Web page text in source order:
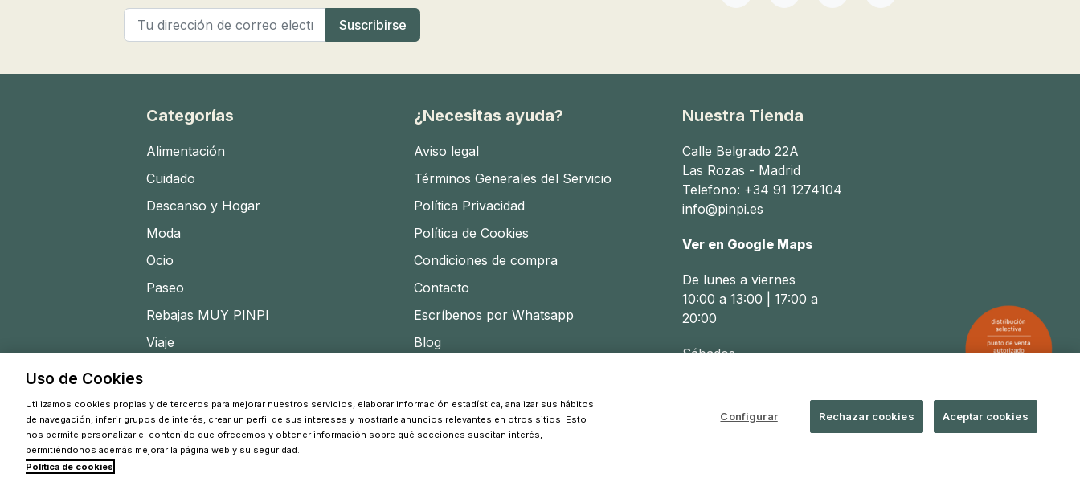
FacebookYouTubeInstagramTikTok
Categorías
Alimentación
Cuidado
Descanso y Hogar
Moda
Ocio
Paseo
Rebajas MUY PINPI
Viaje
¿Necesitas ayuda?
Aviso legal
Términos Generales del Servicio
Política Privacidad
Política de Cookies
Condiciones de compra
Contacto
Escríbenos por Whatsapp
Blog
Nuestra Tienda
Calle Belgrado 22A
Las Rozas - Madrid
Telefono: +34 91 1274104
info@pinpi.es
Ver en Google Maps
De lunes a viernes
10:00 a 13:00 | 17:00 a
20:00
Sábados
© 2026 Pinpi - Todos los derechos reservados
Uso de Cookies
Utilizamos cookies propias y de terceros para mejorar nuestros servicios, elaborar información estadística, analizar sus hábitos
de navegación, inferir grupos de interés, crear un perfil de sus intereses y mostrarle anuncios relevantes en otros sitios. Esto
nos permite personalizar el contenido que ofrecemos y obtener información sobre qué secciones suscitan interés,
permitiéndonos además mejorar la página web y su seguridad.
Política de cookies
Configurar Rechazar cookies Aceptar cookies